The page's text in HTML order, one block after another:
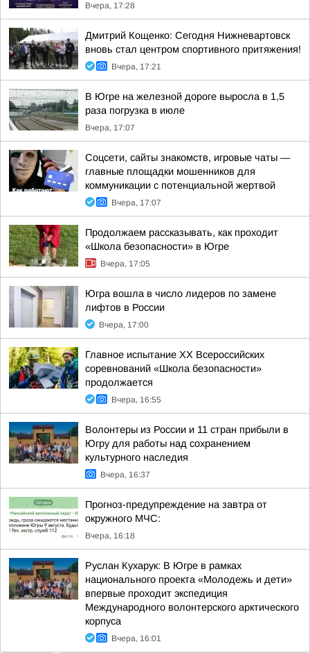
Вчера, 17:28
Дмитрий Кощенко: Сегодня Нижневартовск
вновь стал центром спортивного притяжения!
Вчера, 17:21
В Югре на железной дороге выросла в 1,5
раза погрузка в июле
Вчера, 17:07
Соцсети, сайты знакомств, игровые чаты —
главные площадки мошенников для
коммуникации с потенциальной жертвой
Вчера, 17:07
Продолжаем рассказывать, как проходит
«Школа безопасности» в Югре
Вчера, 17:05
Югра вошла в число лидеров по замене
лифтов в России
Вчера, 17:00
Главное испытание XX Всероссийских
соревнований «Школа безопасности»
продолжается
Вчера, 16:55
Волонтеры из России и 11 стран прибыли в
Югру для работы над сохранением
культурного наследия
Вчера, 16:37
Прогноз-предупреждение на завтра от
окружного МЧС:
Вчера, 16:18
Руслан Кухарук: В Югре в рамках
национального проекта «Молодежь и дети»
впервые проходит экспедиция
Международного волонтерского арктического
корпуса
Вчера, 16:01